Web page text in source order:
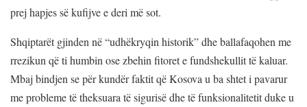
prej hapjes së kufijve e deri më sot.
Shqiptarët gjinden në “udhëkryqin historik” dhe ballafaqohen me
rrezikun që ti humbin ose zbehin fitoret e fundshekullit të kaluar.
Mbaj bindjen se për kundër faktit që Kosova u ba shtet i pavarur
me probleme të theksuara të sigurisë dhe të funksionalitetit duke u